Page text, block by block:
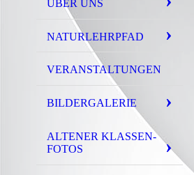
ÜBER UNS
NATURLEHRPFAD
VERANSTALTUNGEN
BILDERGALERIE
ALTENER KLASSEN-
FOTOS